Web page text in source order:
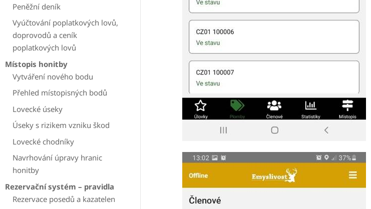
Peněžní deník
Vyúčtování poplatkových lovů,
doprovodů a ceník
poplatkových lovů
Místopis honitby
Vytváření nového bodu
Přehled místopisných bodů
Lovecké úseky
Úseky s rizikem vzniku škod
Lovecké chodníky
Navrhování úpravy hranic
honitby
Rezervační systém – pravidla
Rezervace posedů a kazatelen